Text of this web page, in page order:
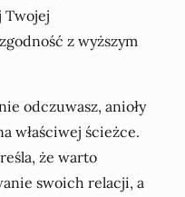
Twojej
z wyższym
odczuwasz, anioły
właściwej ścieżce.
że warto
swoich relacji, a